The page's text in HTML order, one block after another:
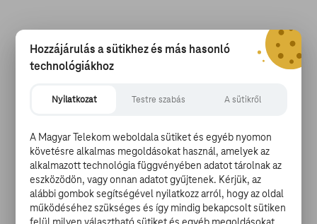
A második bikinis képre Hurley fia, a tizenhárom éves
Damian is felkerült. A kedves anya-fia szelfin
újrajól
látható, hogy a színésznő egyetlen gyermeke örökölte
Elizabeth Hurley amikor épp nem fürdőruhát tervez,
vagy visel, akkor modern királynőt alakít aThe Royals
című tévésorozatban, amelynek már második évadját is
leforgatták.
Hozzájárulás a sütikhez és más hasonló
technológiákhoz
Nyilatkozat Testre szabás A sütikről
A Magyar Telekom weboldala sütiket és egyéb nyomon
követésre alkalmas megoldásokat használ, amelyek az
alkalmazott technológia függvényében adatot tárolnak az
eszközödön, vagy onnan adatot gyűjtenek. Kérjük, az
alábbi gombok segítségével nyilatkozz arról, hogy az oldal
működéséhez szükséges és így mindig bekapcsolt sütiken